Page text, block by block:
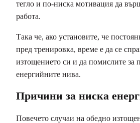
тегло и по-ниска мотивация да
работа.
Така че, ако установите, че
пред тренировка, време е да се
изтощението си и да помислите за
енергийните нива.
Причини за ниска
Повечето случаи на обедно